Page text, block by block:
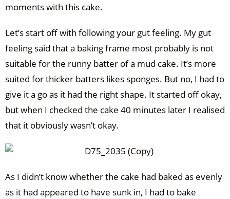
moments with this cake.
Let’s start off with following your gut feeling. My gut
feeling said that a baking frame most probably is not
suitable for the runny batter of a mud cake. It’s more
suited for thicker batters likes sponges. But no, I had to
give it a go as it had the right shape. It started off okay,
but when I checked the cake 40 minutes later I realised
that it obviously wasn’t okay.
As I didn’t know whether the cake had baked as evenly
as it had appeared to have sunk in, I had to bake